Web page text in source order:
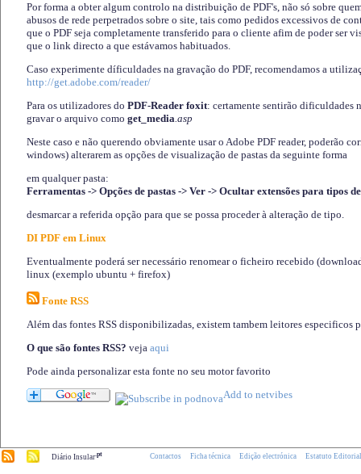
Por forma a obter algum controlo na distribuição de PDF's, não só sobre
abusos de rede perpetrados sobre o site, tais como pedidos excessivos de
que o PDF seja completamente transferido para o cliente afim de poder ser
que o link directo a que estávamos habituados.
Caso experimente díficuldades na gravação do PDF, recomendamos a
http://get.adobe.com/reader/
Para os utilizadores do PDF-Reader foxit: certamente sentirão dificuldades
gravar o arquivo como get_media.asp
Neste caso e não querendo obviamente usar o Adobe PDF reader, poderão
windows) alterarem as opções de visualização de pastas da seguinte forma
em qualquer pasta:
Ferramentas -> Opções de pastas -> Ver -> Ocultar extensões para tipos
desmarcar a referida opção para que se possa proceder à alteração de tipo.
DI PDF em Linux
Eventualmente poderá ser necessário renomear o ficheiro recebido
linux (exemplo ubuntu + firefox)
Fonte RSS
Além das fontes RSS disponibilizadas, existem tambem leitores especificos
O que são fontes RSS? veja aqui
Pode ainda personalizar esta fonte no seu motor favorito
Diário Insular.pt Contactos Ficha técnica Edição electrónica Estatuto Editorial